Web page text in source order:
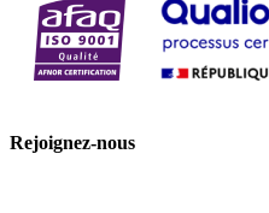
Rejoignez-nous